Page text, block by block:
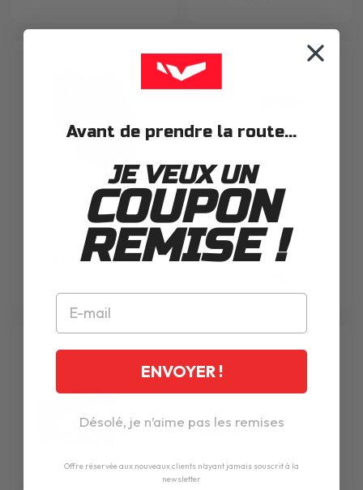
PARE-BRISE SPORT BMW F900XR
(20-21)
-5%
83.22€ 87.60€
LIGHTECHLED PLASTIQUE ABS PETITS
EN STOCK
SUPPORTS LATÉRAUX EVO
Avant de prendre la route...
JE VEUX UN
COUPON
REMISE !
ENVOYER !
Désolé, je n’aime pas les remises
Offre réservée aux nouveaux clients n'ayant jamais souscrit à la
newsletter